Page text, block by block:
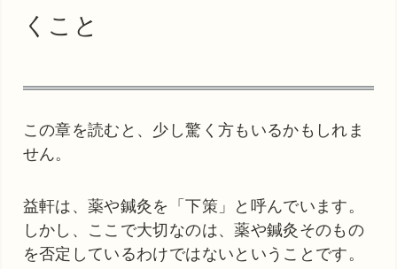
くこと
この章を読むと、少し驚く方もいるかもしれま
せん。
益軒は、薬や鍼灸を「下策」と呼んでいます。
しかし、ここで大切なのは、薬や鍼灸そのもの
を否定しているわけではないということです。